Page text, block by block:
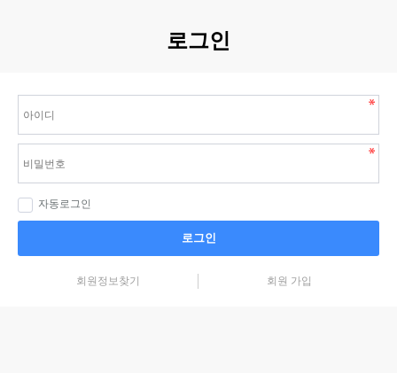
로그인
자동로그인
로그인
회원정보찾기 회원 가입